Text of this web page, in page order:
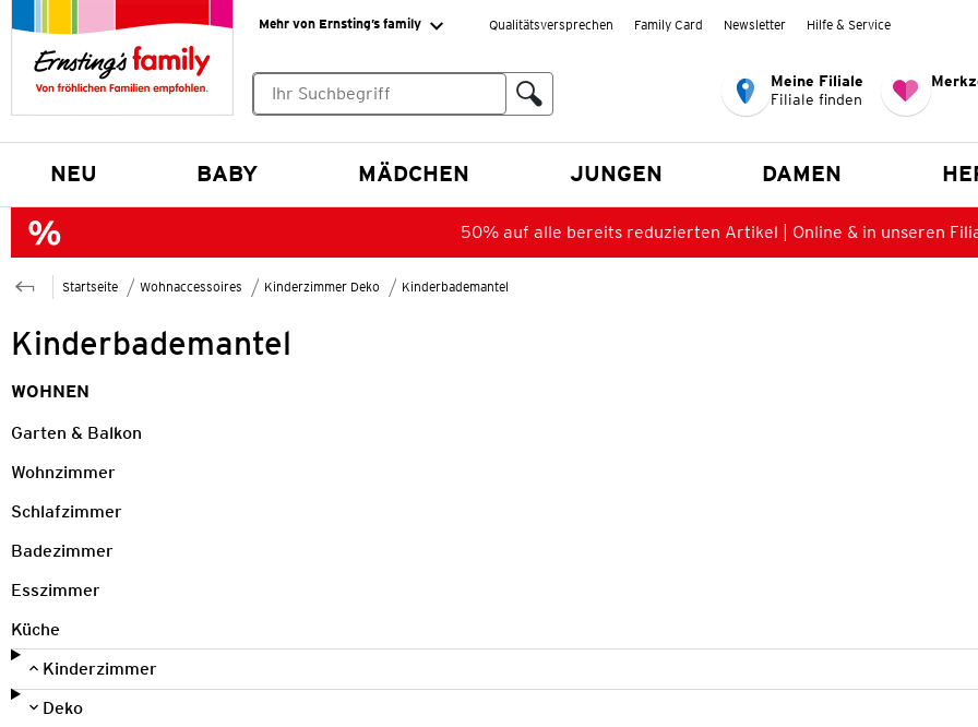
Mehr von Ernsting’s family Qualitätsversprechen Family Card Newsletter Hilfe & Service
Meine Filiale
Filiale finden
NEU BABY MÄDCHEN JUNGEN DAMEN
50% auf alle bereits reduzierten Artikel | Online & in unseren
Startseite Wohnaccessoires Kinderzimmer Deko Kinderbademantel
Kinderbademantel
WOHNEN
Garten & Balkon
Wohnzimmer
Schlafzimmer
Badezimmer
Esszimmer
Küche
Kinderzimmer
Deko